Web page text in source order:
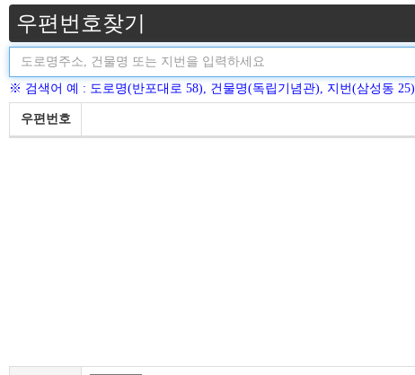
우편번호찾기
※ 검색어 예 : 도로명(반포대로 58), 건물명(독립기념관), 지번(삼성동 25)
우편번호